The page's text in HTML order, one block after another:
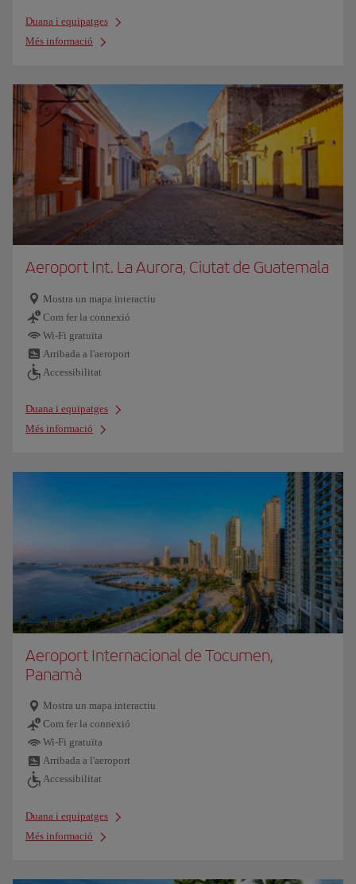
Duana i equipatges
Més informació
Aeroport Int. La Aurora, Ciutat de Guatemala
Mostra un mapa interactiu
Com fer la connexió
Wi-Fi gratuïta
Arribada a l'aeroport
Accessibilitat
Duana i equipatges
Més informació
Aeroport Internacional de Tocumen,
Panamà
Mostra un mapa interactiu
Com fer la connexió
Wi-Fi gratuïta
Arribada a l'aeroport
Accessibilitat
Duana i equipatges
Més informació